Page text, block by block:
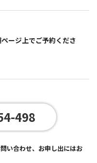
ージ上でご予約くださ
498
い合わせ、お申し出にはお